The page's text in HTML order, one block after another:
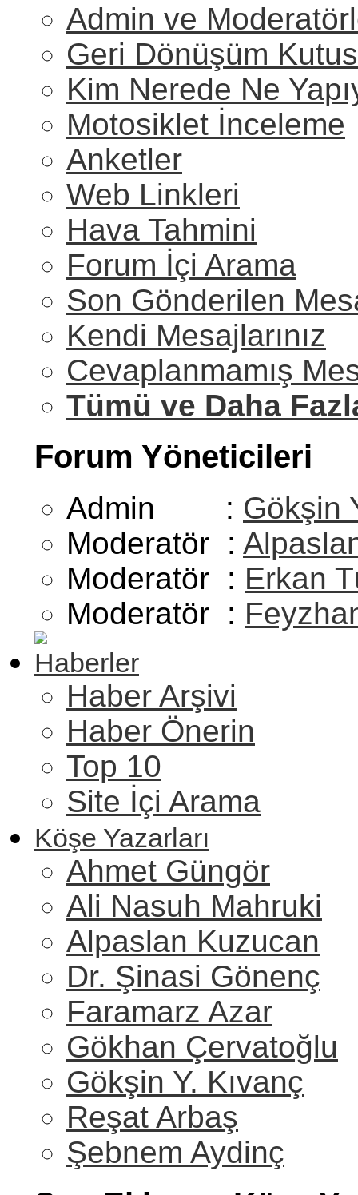
Admin ve
Geri Dönüşüm
Kim Nerede Ne
Motosiklet İnceleme
Anketler
Web Linkleri
Hava Tahmini
Forum İçi Arama
Son Gönderilen
Kendi Mesajlarınız
Cevaplanmamış
Tümü ve Daha
Forum Yöneticileri
Admin : Gökşin
Moderatör :
Moderatör : Erkan
Moderatör :
Haberler
Haber Arşivi
Haber Önerin
Top 10
Site İçi Arama
Köşe Yazarları
Ahmet Güngör
Ali Nasuh Mahruki
Alpaslan Kuzucan
Dr. Şinasi Gönenç
Faramarz Azar
Gökhan Çervatoğlu
Gökşin Y. Kıvanç
Reşat Arbaş
Şebnem Aydinç